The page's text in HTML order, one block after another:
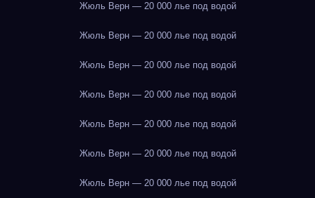
Жюль Верн — 20 000 лье под водой
Жюль Верн — 20 000 лье под водой
Жюль Верн — 20 000 лье под водой
Жюль Верн — 20 000 лье под водой
Жюль Верн — 20 000 лье под водой
Жюль Верн — 20 000 лье под водой
Жюль Верн — 20 000 лье под водой